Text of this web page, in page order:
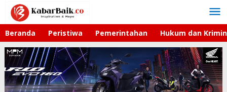
Lewati
konten
Beranda Peristiwa Pemerintahan Hukum dan